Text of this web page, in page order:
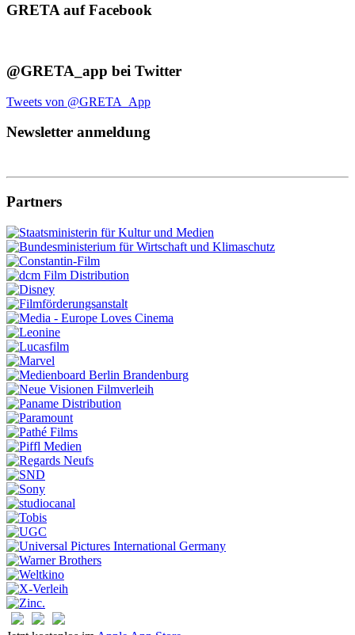
GRETA auf Facebook
@GRETA_app bei Twitter
Tweets von @GRETA_App
Newsletter anmeldung
Partners